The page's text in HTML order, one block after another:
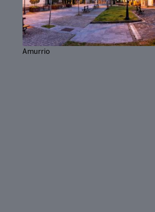
Amurrio